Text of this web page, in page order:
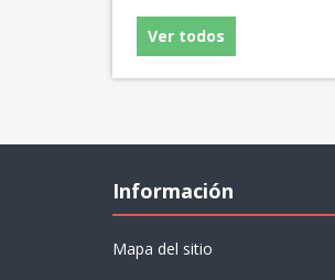
Ver todos
Información
Mapa del sitio